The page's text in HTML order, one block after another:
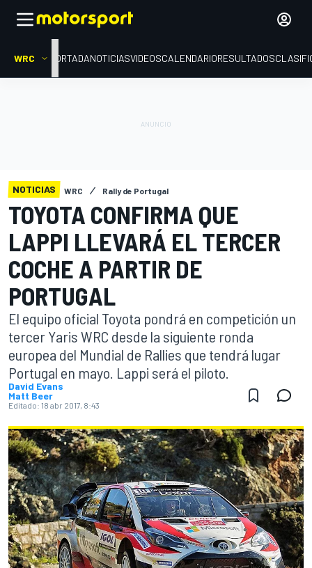
WRC PORTADANOTICIASVIDEOSCALENDARIORESULTADOS
NOTICIAS WRC Rally de Portugal
TOYOTA CONFIRMA QUE
LAPPI LLEVARÁ EL TERCER
COCHE A PARTIR DE
PORTUGAL
El equipo oficial Toyota pondrá en competición un
tercer Yaris WRC desde la siguiente ronda
europea del Mundial de Rallies que tendrá lugar
Portugal en mayo. Lappi será el piloto.
David Evans
Matt Beer
Editado: 18 abr 2017, 8:43